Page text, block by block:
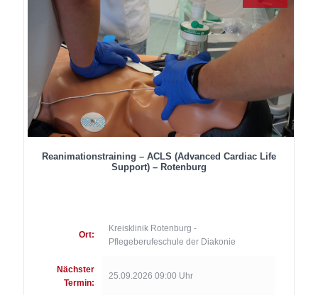
Reanimationstraining – ACLS (Advanced Cardiac Life
Support) – Rotenburg
Ort:
Kreisklinik Rotenburg -
Pflegeberufeschule der Diakonie
Nächster
Termin:
25.09.2026 09:00 Uhr